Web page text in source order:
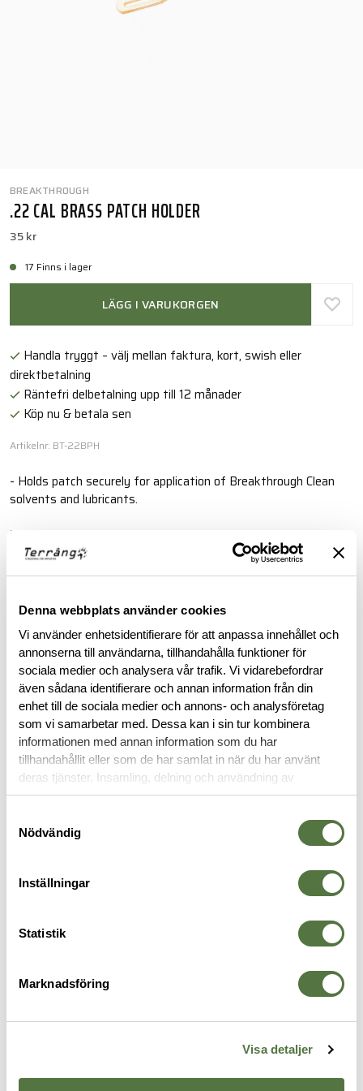
Denna webbplats använder cookies
Vi använder enhetsidentifierare för att anpassa innehållet och
annonserna till användarna, tillhandahålla funktioner för
sociala medier och analysera vår trafik. Vi vidarebefordrar
även sådana identifierare och annan information från din
enhet till de sociala medier och annons- och analysföretag
som vi samarbetar med. Dessa kan i sin tur kombinera
informationen med annan information som du har
tillhandahållit eller som de har samlat in när du har använt
deras tjänster. Insamling, delning och användning av
personuppgifter kan användas för personalisering av
Nödvändig
Inställningar
Statistik
Marknadsföring
Visa detaljer
BREAKTHROUGH
.22 CAL BRASS PATCH HOLDER
35 kr
17 Finns i lager
LÄGG I VARUKORGEN
Handla tryggt – välj mellan faktura, kort, swish eller
direktbetalning
Räntefri delbetalning upp till 12 månader
Köp nu & betala sen
Artikelnr: BT-22BPH
- Holds patch securely for application of Breakthrough Clean
solvents and lubricants.
Läs mer
RECENSIONER
OM VARUMÄRKET
VAPENVÅRD
BREAKTHROUGH
.357 / .38 / 9mm
495 kr